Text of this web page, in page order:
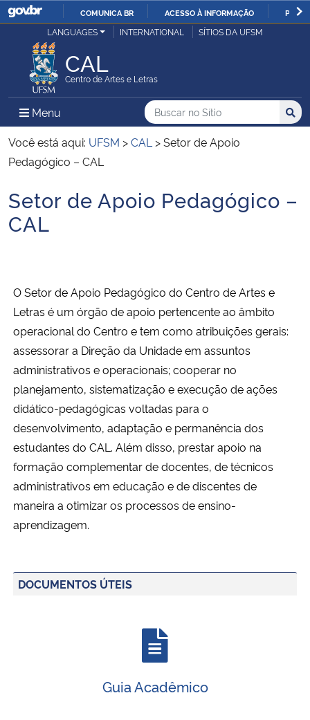
IR
COMUNICA BR ACESSO À INFORMAÇÃO
Ministério da Justiça e Segurança Pública
Ministério da Defesa
Ministério das Relações Exteriores
Ministério da Infraestrutura
Ministério da Cidadania
Ministério da Saúde
Ministério de Minas e Energia
Ministério da Ciência, Tecnologia, Inovações e Comunicações
Ministério do Meio Ambiente
Ministério do Turismo
Controladoria-Geral da União
LANGUAGES INTERNATIONAL SÍTIOS DA UFSM
CAL
Centro de Artes e Letras
Menu Menu Principal do Sítio
Busca
Buscar no no Sítio
Busca:
Você está aqui: UFSM >CAL >Setor de Apoio
Pedagógico – CAL
Início do conteúdo
Setor de Apoio Pedagógico –
CAL
O Setor de Apoio Pedagógico do Centro de Artes e
Letras é um órgão de apoio pertencente ao âmbito
operacional do Centro e tem como atribuições gerais:
assessorar a Direção da Unidade em assuntos
administrativos e operacionais; cooperar no
planejamento, sistematização e execução de ações
didático-pedagógicas voltadas para o
desenvolvimento, adaptação e permanência dos
estudantes do CAL. Além disso, prestar apoio na
formação complementar de docentes, de técnicos
administrativos em educação e de discentes de
maneira a otimizar os processos de ensino-
aprendizagem.
DOCUMENTOS ÚTEIS
Guia Acadêmico